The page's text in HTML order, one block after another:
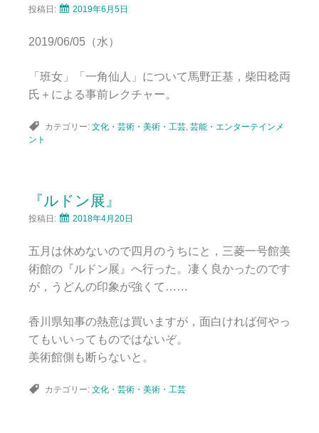
投稿日: 2019年6月5日
2019/06/05（水）
「班女」「一角仙人」について馬野正基，柴田稔両
氏＋による事前レクチャー。
カテゴリー: 文化・芸術・美術・工芸 芸能・エンターテインメ
ント
『ルドン展』
投稿日: 2018年4月20日
五月は休めないので四月のうちにと，三菱一号館美
術館の『ルドン展』へ行った。凄く良かったのです
が，うどんの印象が強くて……
香川県知事の熱意は買いますが，面白ければ何やっ
てもいいってものではないぞ。
美術館側も断らないと。
カテゴリー: 文化・芸術・美術・工芸